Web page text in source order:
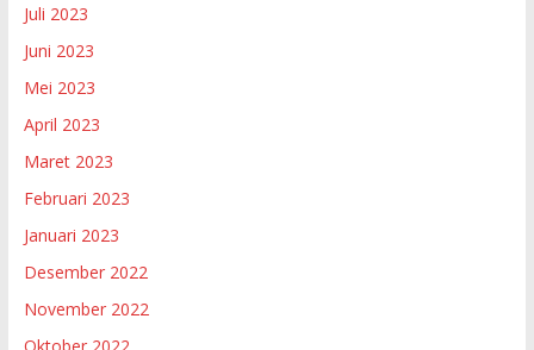
Juli 2023
Juni 2023
Mei 2023
April 2023
Maret 2023
Februari 2023
Januari 2023
Desember 2022
November 2022
Oktober 2022